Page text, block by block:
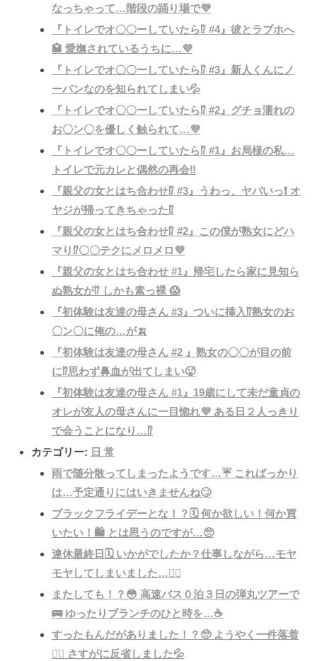
なっちゃって…階段の踊り場で💜
『トイレでオ〇〇ーしていたら⁉️ #4』彼とラブホへ
🏩 愛撫されているうちに…💜
『トイレでオ〇〇ーしていたら⁉️ #3』新人くんにノ
ーパンなのを知られてしまい💦
『トイレでオ〇〇ーしていたら⁉️ #2』グチョ濡れの
お〇ン〇を優しく触られて…💜
『トイレでオ〇〇ーしていたら⁉️ #1』お局様の私…
トイレで元カレと偶然の再会‼️
『親父の女とはち合わせ⁉︎ #3』うわっ、ヤバいっ❗️ オ
ヤジが帰ってきちゃった⁉️
『親父の女とはち合わせ⁉︎ #2』この僕が熟女にどハ
マり⁉️〇〇テクにメロメロ💜
『親父の女とはち合わせ #1』帰宅したら家に見知ら
ぬ熟女が⁉️ しかも素っ裸 😱
『初体験は友達の母さん #3』ついに挿入⁉️熟女のお
〇ン〇に俺の…が🍌
『初体験は友達の母さん #2 』熟女の〇〇が目の前
に⁉️思わず鼻血が出てしまい🥵
『初体験は友達の母さん #1』19歳にして未だ童貞の
オレが友人の母さんに一目惚れ💜 ある日２人っきり
で会うことになり…⁉️
カテゴリー: 日 常
雨で随分散ってしまったようです…☔️ こればっかり
は…予定通りにはいきませんね🙄
ブラックフライデーとな！？🗓️ 何か欲しい！何か買
いたい！🛍️ とは思うのですが…🥺
連休最終日🗓️ いかがでしたか？仕事しながら…モヤ
モヤしてしまいました…😶‍🌫️
またしても！？😳 高速バス０泊３日の弾丸ツアーで
🚌 ゆったりブランチのひと時を…☕️
すったもんだがありました！？🥺 ようやく一件落着
😮‍💨 さすがに反省しました💦